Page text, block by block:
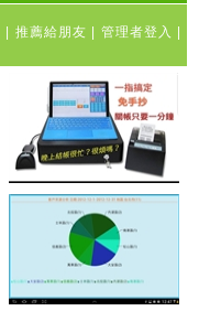
推薦給朋友 管理者登入